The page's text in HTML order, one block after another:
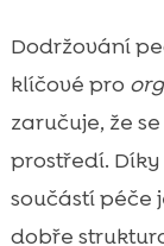
Dodržování
klíčové pro
zaručuje, že
prostředí.
součástí péče
dobře